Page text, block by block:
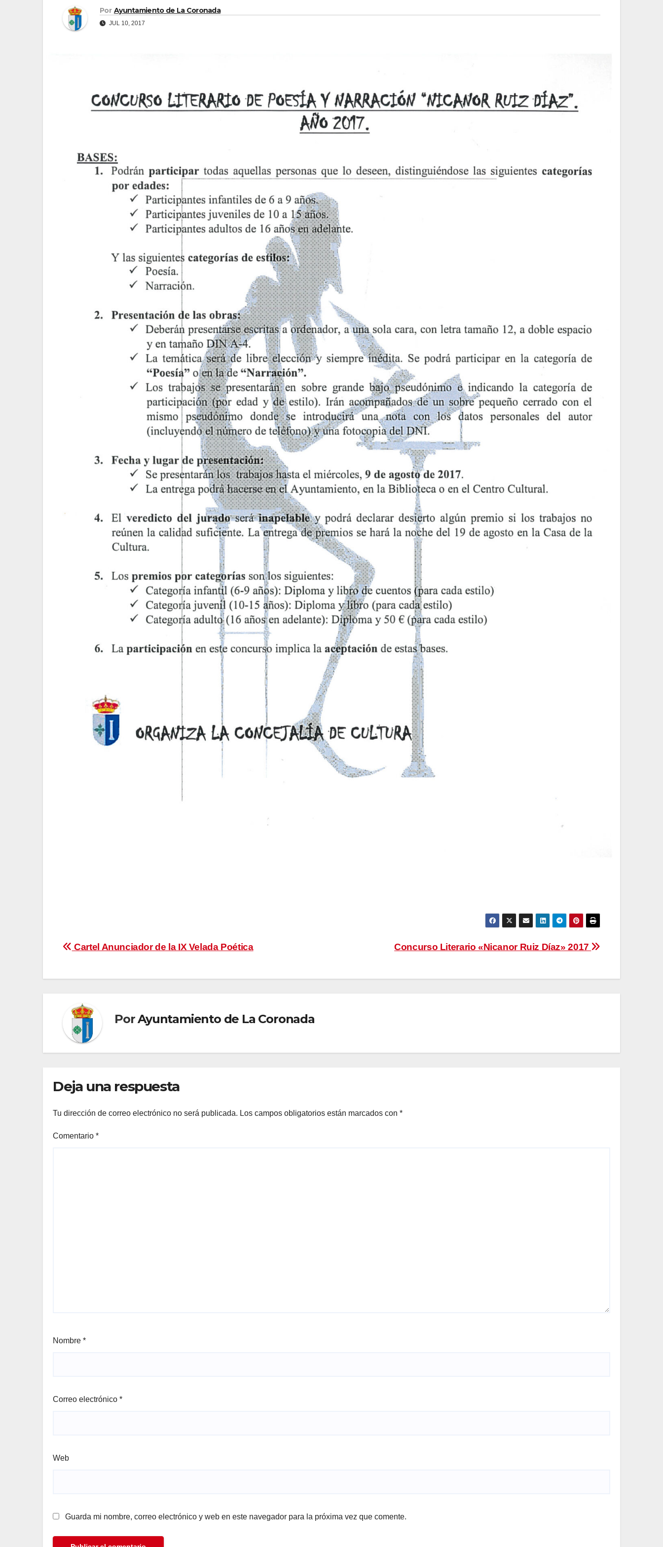
Por Ayuntamiento de La Coronada
JUL 10, 2017
Navegación
Concurso Literario «Nicanor Ruiz Díaz» 2017
Cartel Anunciador de la IX Velada Poética
PorAyuntamiento de La Coronada
Deja una respuesta
Tu dirección de correo electrónico no será publicada. Los campos obligatorios están marcados con *
Comentario *
Nombre *
Correo electrónico *
Web
Guarda mi nombre, correo electrónico y web en este navegador para la próxima vez que comente.